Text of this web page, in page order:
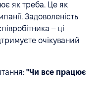
як треба. Це як
Задоволеність
– ці
очікуваний
"Чи все працює